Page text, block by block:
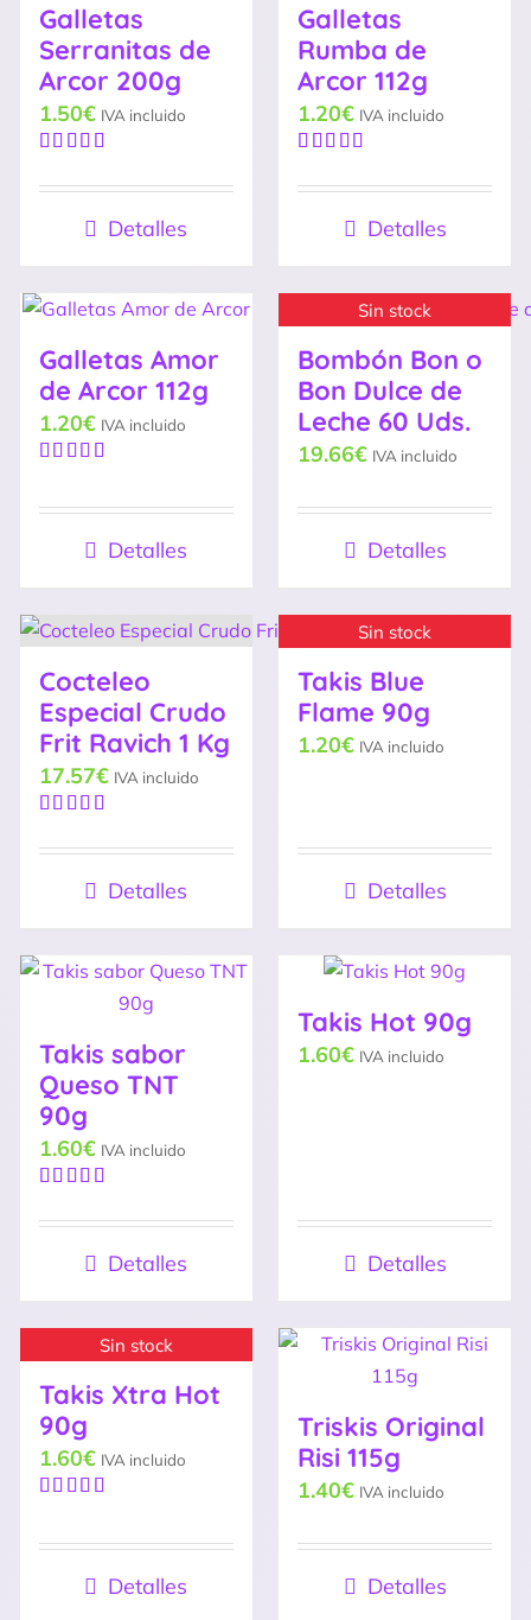
Galletas
Serranitas de
Arcor 200g
con5.00de
1.50€ IVA incluido
Detalles
Galletas
Rumba de
Arcor 112g
con5.00de
1.20€ IVA incluido
Detalles
Galletas Amor
de Arcor 112g
5
1.20€ IVA incluido
Detalles
Sin stock
Bombón Bon o
Bon Dulce de
Leche 60 Uds.
19.66€ IVA incluido
Detalles
Cocteleo
Especial Crudo
Frit Ravich 1 Kg
con5.00de
17.57€ IVA incluido
Detalles
Sin stock
Takis Blue
Flame 90g
1.20€ IVA incluido
Detalles
Takis sabor
Queso TNT
90g
con5.00de
1.60€ IVA incluido
Detalles
Takis Hot 90g
1.60€ IVA incluido
Detalles
Sin stock
Takis Xtra Hot
90g
5
1.60€ IVA incluido
Detalles
Triskis Original
Risi 115g
1.40€ IVA incluido
Detalles